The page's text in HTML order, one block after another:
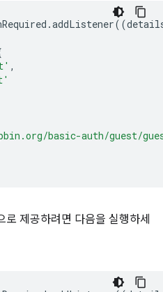
.addListener((
,
basic-auth/guest/
제공하려면 다음을 실행하세